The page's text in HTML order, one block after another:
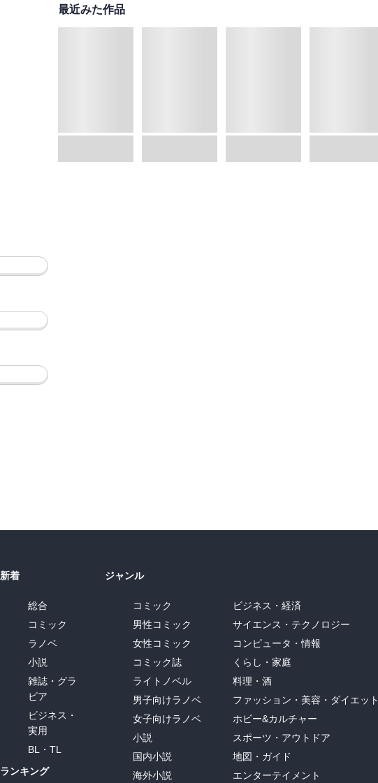
最近みた作品
新着
総合
コミック
ラノベ
小説
雑誌・グラ
ビア
ビジネス・
実用
BL・TL
ランキング
ジャンル
コミック
男性コミック
女性コミック
コミック誌
ライトノベル
男子向けラノベ
女子向けラノベ
小説
国内小説
海外小説
ビジネス・経済
サイエンス・テクノロジー
コンピュータ・情報
くらし・家庭
料理・酒
ファッション・美容・ダイエット
ホビー&カルチャー
スポーツ・アウトドア
地図・ガイド
エンターテイメント